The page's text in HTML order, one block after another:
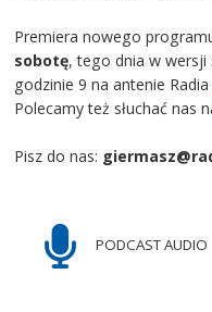
Premiera nowego
sobotę, tego dnia w wersji
godzinie 9 na antenie
Polecamy też słuchać nas
Pisz do nas:
PODCAST AUDIO